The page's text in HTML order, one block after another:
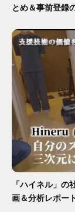
とめ＆事前登録
「ハイネル」
画＆分析レポー